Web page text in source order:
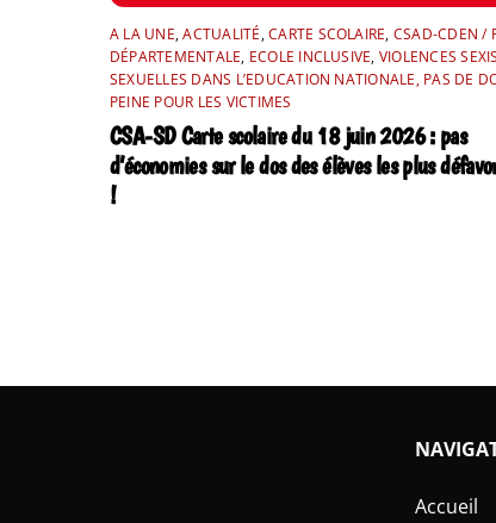
A LA UNE,ACTUALITÉ,CARTE SCOLAIRE, CSAD-CDEN /
DÉPARTEMENTALE, ECOLE INCLUSIVE, VIOLENCES
SEXUELLES DANS L’EDUCATION NATIONALE, PAS DE
PEINE POUR LES VICTIMES
CSA-SD Carte scolaire du 18 juin 2026 : pas
d’économies sur le dos des élèves les plus
!
Accueil